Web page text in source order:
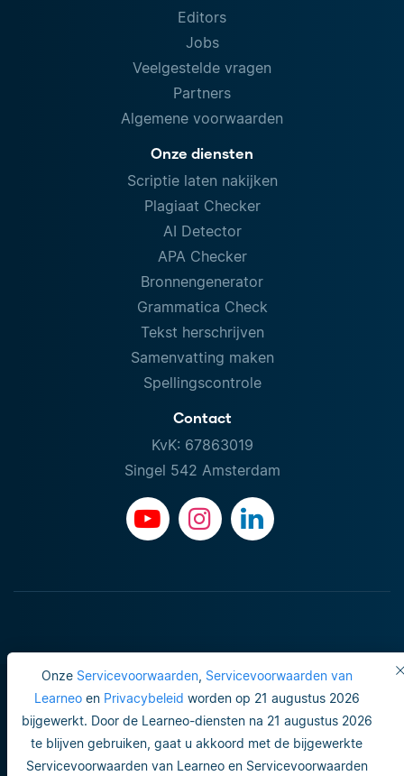
Onze Servicevoorwaarden, Servicevoorwaarden van
Learneoen Privacybeleid worden op 21 augustus 2026
bijgewerkt. Door de Learneo-diensten na 21 augustus 2026
te blijven gebruiken, gaat u akkoord met de bijgewerkte
Servicevoorwaarden van Learneo en Servicevoorwaarden
Editors
Jobs
Veelgestelde vragen
Partners
Algemene voorwaarden
Onze diensten
Scriptie laten nakijken
Plagiaat Checker
AI Detector
APA Checker
Bronnengenerator
Grammatica Check
Tekst herschrijven
Samenvatting maken
Spellingscontrole
Contact
KvK: 67863019
Singel 542 Amsterdam
Gebruiksvoorwaarden